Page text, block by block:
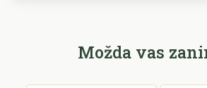
Možda vas